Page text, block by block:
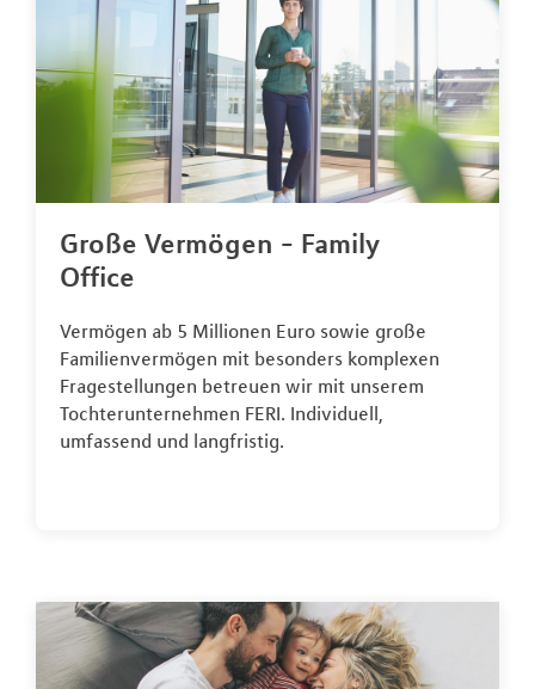
Große Vermögen - Family
Office
Vermögen ab 5 Millionen Euro sowie große
Familienvermögen mit besonders komplexen
Fragestellungen betreuen wir mit unserem
Tochterunternehmen FERI. Individuell,
umfassend und langfristig.